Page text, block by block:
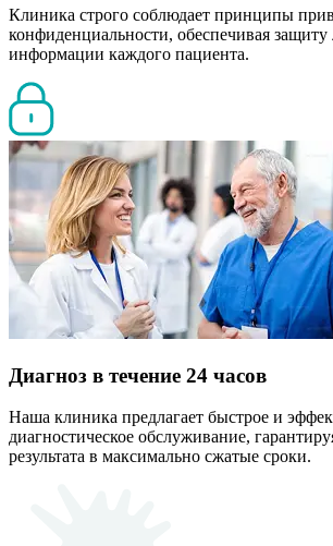
Клиника строго соблюдает принципы
конфиденциальности, обеспечивая
информации каждого пациента.
Диагноз в течение 24 часов
Наша клиника предлагает быстрое и
диагностическое обслуживание,
результата в максимально сжатые сроки.